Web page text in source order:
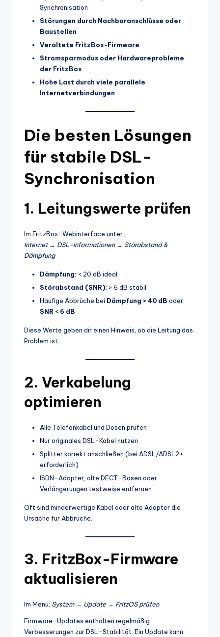
Synchronisation
Störungen durch Nachbaranschlüsse oder
Baustellen
Veraltete FritzBox-Firmware
Stromsparmodus oder Hardwareprobleme
der FritzBox
Hohe Last durch viele parallele
Internetverbindungen
Die besten Lösungen
für stabile DSL-
Synchronisation
1. Leitungswerte prüfen
Im FritzBox-Webinterface unter:
Internet → DSL-Informationen → Störabstand &
Dämpfung
Dämpfung: < 20 dB ideal
Störabstand (SNR): > 6 dB stabil
Häufige Abbrüche bei Dämpfung > 40 dB oder
SNR < 6 dB
Diese Werte geben dir einen Hinweis, ob die Leitung das
Problem ist.
2. Verkabelung
optimieren
Alle Telefonkabel und Dosen prüfen
Nur originales DSL-Kabel nutzen
Splitter korrekt anschließen (bei ADSL/ADSL2+
erforderlich)
ISDN-Adapter, alte DECT-Basen oder
Verlängerungen testweise entfernen
Oft sind minderwertige Kabel oder alte Adapter die
Ursache für Abbrüche.
3. FritzBox-Firmware
aktualisieren
Im Menü: System → Update → FritzOS prüfen
Firmware-Updates enthalten regelmäßig
Verbesserungen zur DSL-Stabilität. Ein Update kann